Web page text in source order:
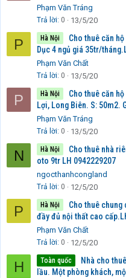
Phạm Văn Tráng
Trả lời 0 13/5/20
P Hà Nội
Cho thuê căn
Dục 4 ngủ giá 35tr/
Phạm Văn Chất
Trả lời 0 13/5/20
P Hà Nội
Cho thuê căn
Lợi, Long Biên. S: 50m2.
Phạm Văn Tráng
Trả lời 0 13/5/20
N Hà Nội
Cho thuê nhà
oto 9tr LH 0942229207
ngocthanhcongland
Trả lời 0 12/5/20
P Hà Nội
Cho thuê chung
đầy đủ nội thất cao
Phạm Văn Chất
Trả lời 0 12/5/20
H Toàn quốc
Nhà cho
lầu. Một phòng khách,